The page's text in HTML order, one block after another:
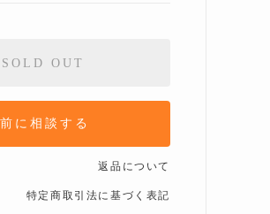
SOLD OUT
に相談する
返品について
特定商取引法に基づく表記